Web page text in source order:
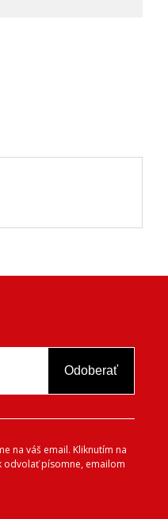
Odoberať
na váš email. Kliknutím na
odvolať písomne, emailom